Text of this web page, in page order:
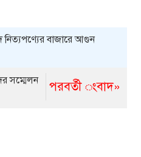
নিত্যপণ্যের বাজারে আগুন
পরবর্তী ংবাদ»
সম্মেলন